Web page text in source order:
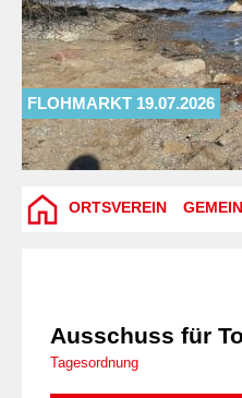
FLOHMARKT 19.07.2026
ORTSVEREIN
Ausschuss für
Tagesordnung